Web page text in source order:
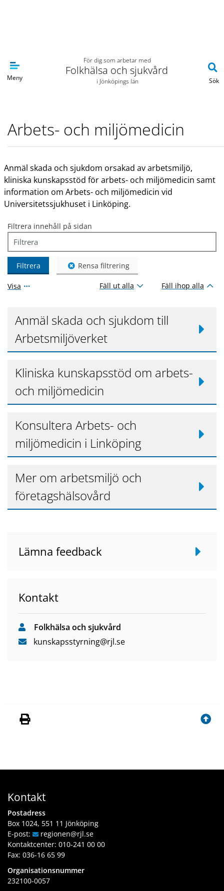
Meny
För dig som arbetar med
Folkhälsa och sjukvård
i Jönköpings län Sök
Arbets- och miljömedicin
Anmäl skada och sjukdom orsakad av arbetsmiljö,
kliniska kunskapsstöd för arbets- och miljömedicin samt
information om Arbets- och miljömedicin vid
Universitetssjukhuset i Linköping.
Filtrera innehåll på sidan
Filtrera Rensa filtrering
Visa Fäll ut alla Fäll ihop alla
Anmäl skada och sjukdom till
Arbetsmiljöverket
Kliniska kunskapsstöd om arbets-
och miljömedicin
Konsultera Arbets- och
miljömedicin i Linköping
Mer om arbetsmiljö och
företagshälsovård
Lämna feedback
Kontakt
Folkhälsa och sjukvård
kunskapsstyrning@rjl.se
Kontakt
Postadress
Box 1024, 551 11 Jönköping
E-post:
regionen@rjl.se
Kontaktcenter: 010-241 00 00
Fax: 036-16 65 99
Organisationsnummer
232100-0057